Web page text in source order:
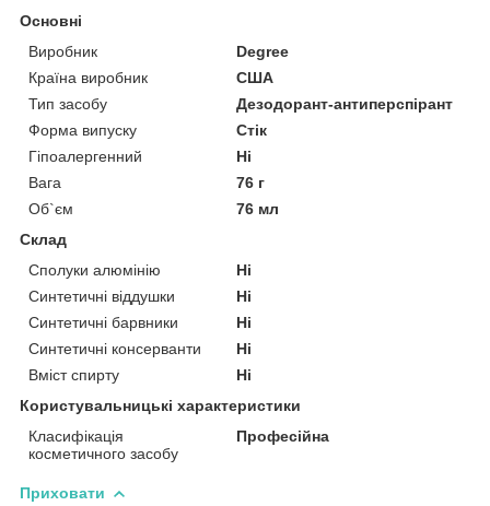
Основні
Виробник
Degree
Країна виробник
США
Тип засобу
Дезодорант-антиперспірант
Форма випуску
Стік
Гіпоалергенний
Ні
Вага
76 г
Об`єм
76 мл
Склад
Сполуки алюмінію
Ні
Синтетичні віддушки
Ні
Синтетичні барвники
Ні
Синтетичні консерванти
Ні
Вміст спирту
Ні
Користувальницькі характеристики
Класифікація
косметичного засобу
Професійна
Приховати